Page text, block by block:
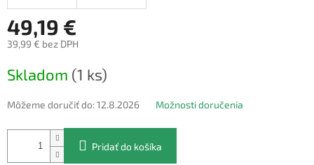
49,19 €
39,99 € bez DPH
cena:
Skladom (1 ks)
Môžeme doručiť do:12.8.2026 Možnosti doručenia
Pridať do košíka